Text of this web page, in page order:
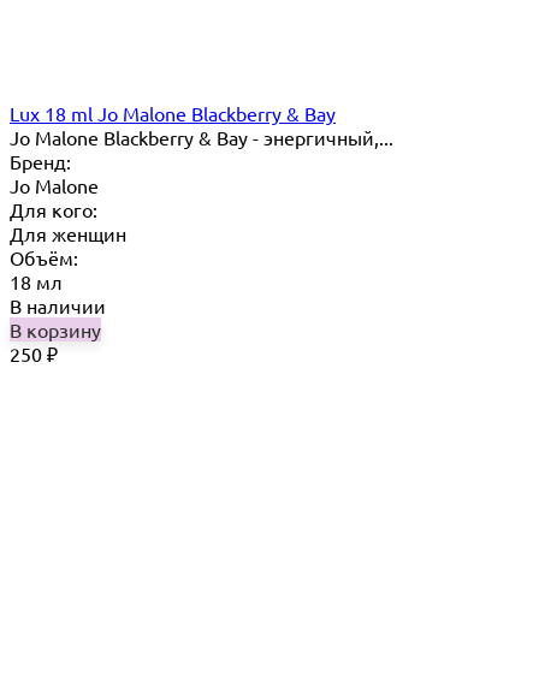
Lux 18 ml Jo Malone Blackberry & Bay
Jo Malone Blackberry & Bay - энергичный,...
Бренд:
Jo Malone
Для кого:
Для женщин
Объём:
18 мл
В наличии
В корзину
250 ₽